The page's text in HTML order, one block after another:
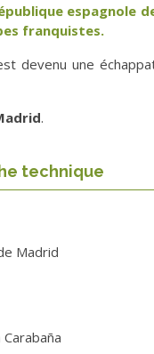
franquistes.
devenu une
.
technique
Madrid